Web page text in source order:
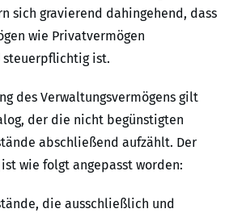
sich gravierend dahingehend, dass
wie Privatvermögen
ist.
des Verwaltungsvermögens gilt
der die nicht begünstigten
abschließend aufzählt. Der
wie folgt angepasst worden:
die ausschließlich und